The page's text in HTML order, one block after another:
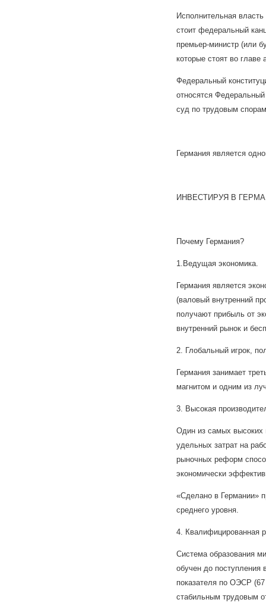
Исполнительная
стоит федеральный
премьер-министр (или
которые стоят во главе
Федеральный
относятся
суд по трудовым
Германия является
ИНВЕСТИРУЯ В
Почему Германия?
1.Ведущая экономика.
Германия является
(валовый внутренний
получают прибыль от
внутренний рынок и
2. Глобальный игрок,
Германия занимает
магнитом и одним из
3. Высокая
Один из самых высоких
удельных затрат на
рыночных реформ
экономически
«Сделано в Германии»
среднего уровня.
4. Квалифицированная
Система образования
обучен до
показателя по ОЭСР (67
стабильным трудовым